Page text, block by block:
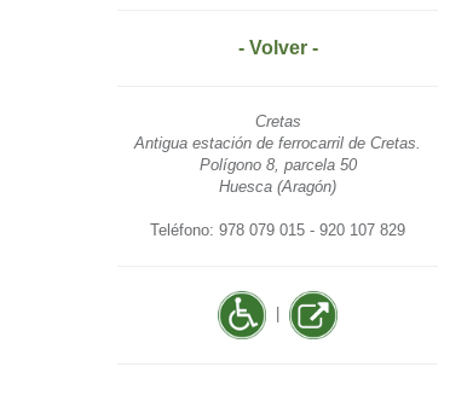
- Volver -
Cretas
Antigua estación de ferrocarril de Cretas.
Polígono 8, parcela 50
Huesca (Aragón)
Teléfono: 978 079 015 - 920 107 829